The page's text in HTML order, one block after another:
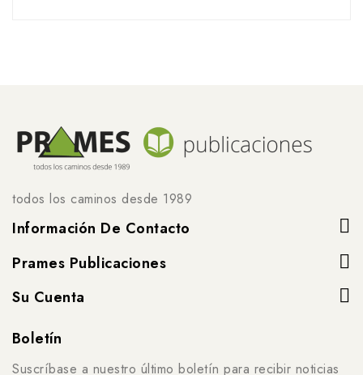
todos los caminos desde 1989
Información De Contacto
Prames Publicaciones
Su Cuenta
Boletín
Suscríbase a nuestro último boletín para recibir noticias